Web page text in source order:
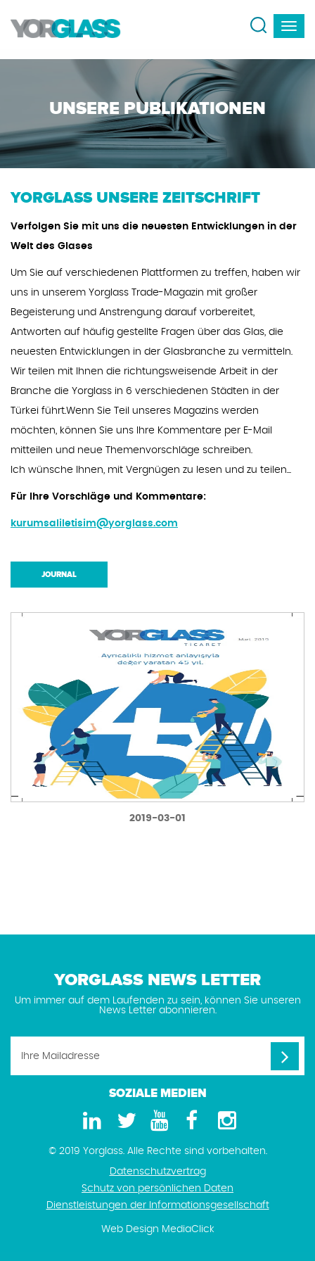
UNSERE PUBLIKATIONEN
YORGLASS UNSERE ZEITSCHRIFT
Verfolgen Sie mit uns die neuesten Entwicklungen in der
Welt des Glases
Um Sie auf verschiedenen Plattformen zu treffen, haben wir
uns in unserem Yorglass Trade-Magazin mit großer
Begeisterung und Anstrengung darauf vorbereitet,
Antworten auf häufig gestellte Fragen über das Glas, die
neuesten Entwicklungen in der Glasbranche zu vermitteln.
Wir teilen mit Ihnen die richtungsweisende Arbeit in der
Branche die Yorglass in 6 verschiedenen Städten in der
Türkei führt.Wenn Sie Teil unseres Magazins werden
möchten, können Sie uns Ihre Kommentare per E-Mail
mitteilen und neue Themenvorschläge schreiben.
Ich wünsche Ihnen, mit Vergnügen zu lesen und zu teilen...
Für Ihre Vorschläge und Kommentare:
kurumsaliletisim@yorglass.com
JOURNAL
2019-03-01
YORGLASS NEWS LETTER
Um immer auf dem Laufenden zu sein, können Sie unseren
News Letter abonnieren.
SOZIALE MEDIEN
© 2019 Yorglass. Alle Rechte sind vorbehalten.
Datenschutzvertrag
Schutz von persönlichen Daten
Dienstleistungen der Informationsgesellschaft
Web Design MediaClick